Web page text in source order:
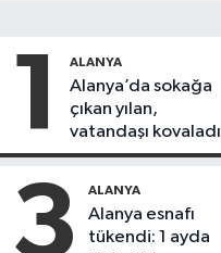
1 ALANYA
Alanya’da sokağa
çıkan yılan,
vatandaşı kovaladı
3 ALANYA
Alanya esnafı
tükendi: 1 ayda